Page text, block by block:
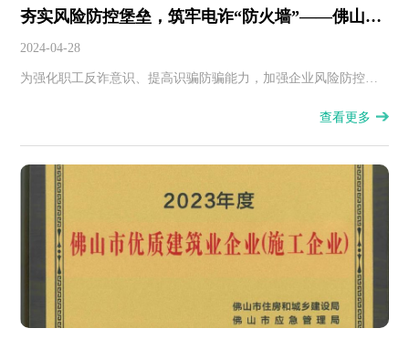
夯实风险防控堡垒，筑牢电诈“防火墙”——佛山房
建举办企业风险防控和反诈宣传法律讲座
2024-04-28
为强化职工反诈意识、提高识骗防骗能力，加强企业风险防控能
传法律讲座，特别邀请了佛山市公安局刑警支队第五大队副大队
长曾焕威和佛山市反诈骗中心黄绍斐警长进行授课。
查看更多